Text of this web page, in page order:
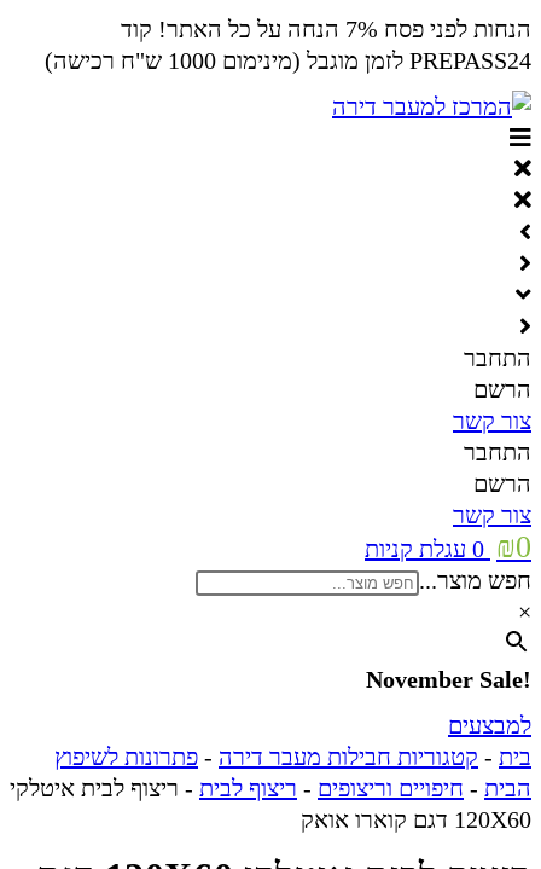
הנחות לפני פסח 7% הנחה על כל האתר! קוד
PREPASS24 לזמן מוגבל (מינימום 1000 ש"ח רכישה)
התחבר
הרשם
צור קשר
התחבר
הרשם
צור קשר
₪0
0 עגלת קניות
חפש מוצר...
×
!November Sale
למבצעים
בית - קטגוריות חבילות מעבר דירה - פתרונות לשיפוץ
הבית - חיפויים וריצופים - ריצוף לבית - ריצוף לבית איטלקי
120X60 דגם קוארו אואק